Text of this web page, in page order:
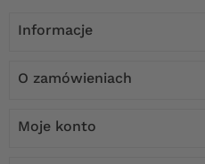
Informacje
O zamówieniach
Moje konto